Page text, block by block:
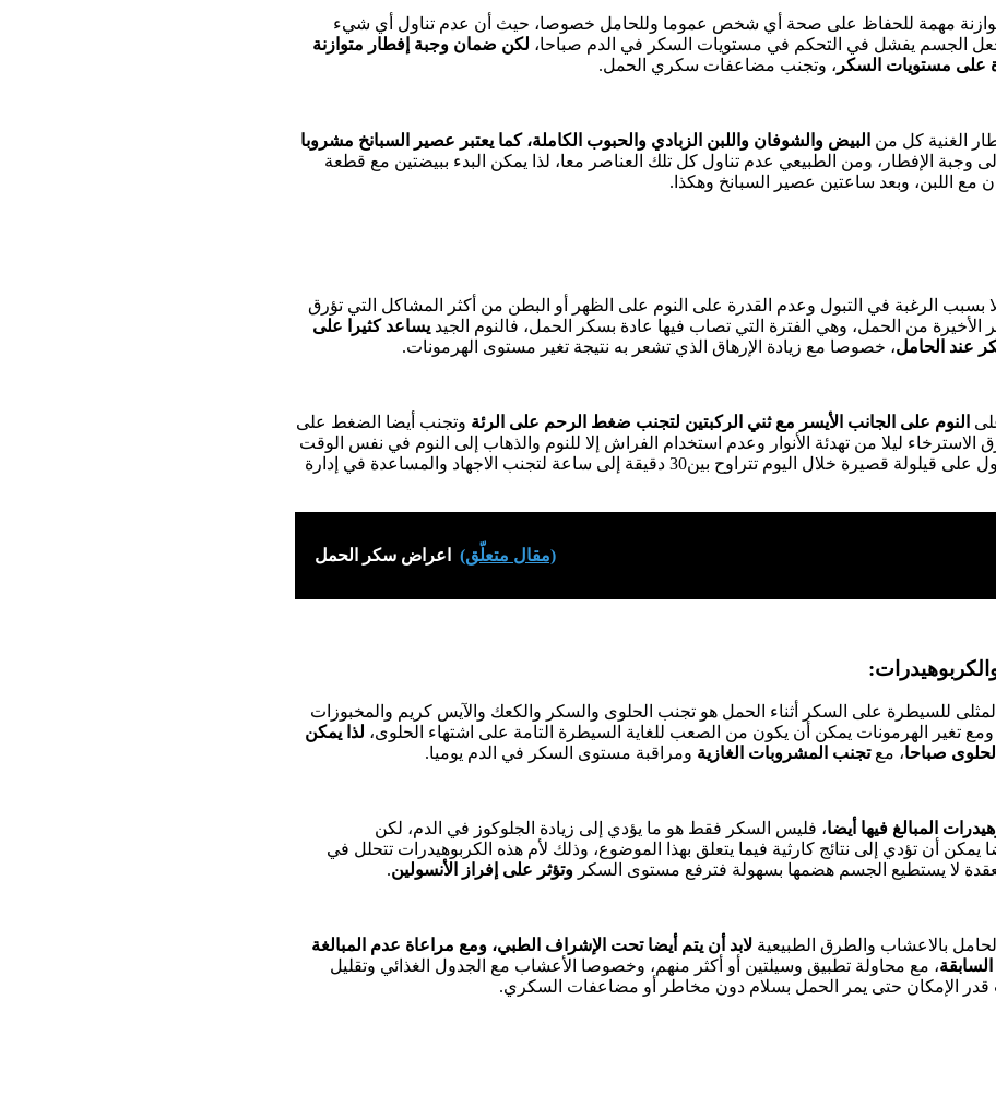
مهمة للحفاظ على صحة أي شخص عموما وللحامل خصوصا، حيث أن عدم تناول أي شيء
الجسم يفشل في التحكم في مستويات السكر في الدم صباحا، لكن ضمان وجبة إفطار متوازنة
على مستويات السكر ، وتجنب مضاعفات سكري الحمل.
الغنية كل من البيض والشوفان واللبن الزبادي والحبوب الكاملة، كما يعتبر عصير السبانخ مشروبا
إلى وجبة الإفطار، ومن الطبيعي عدم تناول كل تلك العناصر معا، لذا يمكن البدء ببيضتين مع قطعة
مع اللبن، وبعد ساعتين عصير السبانخ وهكذا.
بسبب الرغبة في التبول وعدم القدرة على النوم على الظهر أو البطن من أكثر المشاكل التي تؤرق
من الحمل، وهي الفترة التي تصاب فيها عادة بسكر الحمل، فالنوم الجيد يساعد كثيرا على
عند الحامل، خصوصا مع زيادة الإرهاق الذي تشعر به نتيجة تغير مستوى الهرمونات.
النوم على الجانب الأيسر مع ثني الركبتين لتجنب ضغط الرحم على الرئة وتجنب أيضا الضغط على
الاسترخاء ليلا من تهدئة الأنوار وعدم استخدام الفراش إلا للنوم والذهاب إلى النوم في نفس الوقت
كل يوم، مع محاولة الحصول على قيلولة قصيرة خلال اليوم تتراوح بين30 دقيقة إلى ساعة لتجنب الاجهاد والمساعدة في إدارة
(مقال متعلّق) اعراض سكر الحمل
للسيطرة على السكر أثناء الحمل هو تجنب الحلوى والسكر والكعك والآيس كريم والمخبوزات
ومع تغير الهرمونات يمكن أن يكون من الصعب للغاية السيطرة التامة على اشتهاء الحلوى، لذا يمكن
صباحا، معتجنب المشروبات الغازية ومراقبة مستوى السكر في الدم يوميا.
المبالغ فيها أيضا، فليس السكر فقط هو ما يؤدي إلى زيادة الجلوكوز في الدم، لكن
يمكن أن تؤدي إلى نتائج كارثية فيما يتعلق بهذا الموضوع، وذلك لأم هذه الكربوهيدرات تتحلل في
لا يستطيع الجسم هضمها بسهولة فترفع مستوى السكر وتؤثر على إفراز الأنسولين.
بالاعشاب والطرق الطبيعية لابد أن يتم أيضا تحت الإشراف الطبي، ومع مراعاة عدم المبالغة
، مع محاولة تطبيق وسيلتين أو أكثر منهم، وخصوصا الأعشاب مع الجدول الغذائي وتقليل
قدر الإمكان حتى يمر الحمل بسلام دون مخاطر أو مضاعفات السكري.